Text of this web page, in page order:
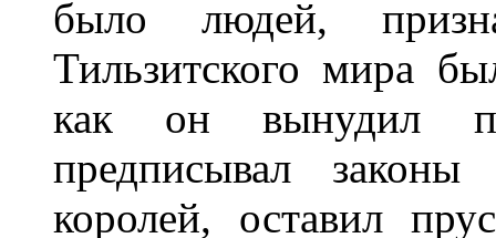
было людей,
Тильзитского мира
как он вынудил
предписывал
королей, оставил